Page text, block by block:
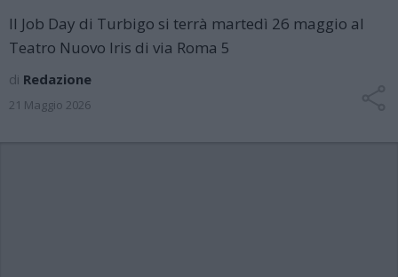
Il Job Day di Turbigo si terrà martedì 26 maggio al
Teatro Nuovo Iris di via Roma 5
di Redazione
21 Maggio 2026